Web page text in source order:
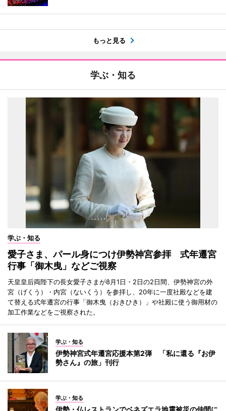
もっと見る
学ぶ・知る
学ぶ・知る
愛子さま、パール身につけ伊勢神宮参拝 式年遷宮
行事「御木曳」などご視察
天皇皇后両陛下の長女愛子さまが8月1日・2日の2日間、伊勢神宮の外
宮（げくう）・内宮（ないくう）を参拝し、20年に一度社殿などを建
て替える式年遷宮の行事「御木曳（おきひき）」や社殿に使う御用材の
加工作業などをご視察された。
学ぶ・知る
伊勢神宮式年遷宮応援本第2弾 「私に還る『お伊
勢さん』の旅」刊行
学ぶ・知る
伊勢・仏レストランでベネズエラ地震被災の仲間に